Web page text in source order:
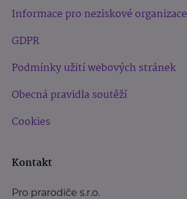
Informace pro neziskové organizace
GDPR
Podmínky užití webových stránek
Obecná pravidla soutěží
Cookies
Kontakt
Pro prarodiče s.r.o.